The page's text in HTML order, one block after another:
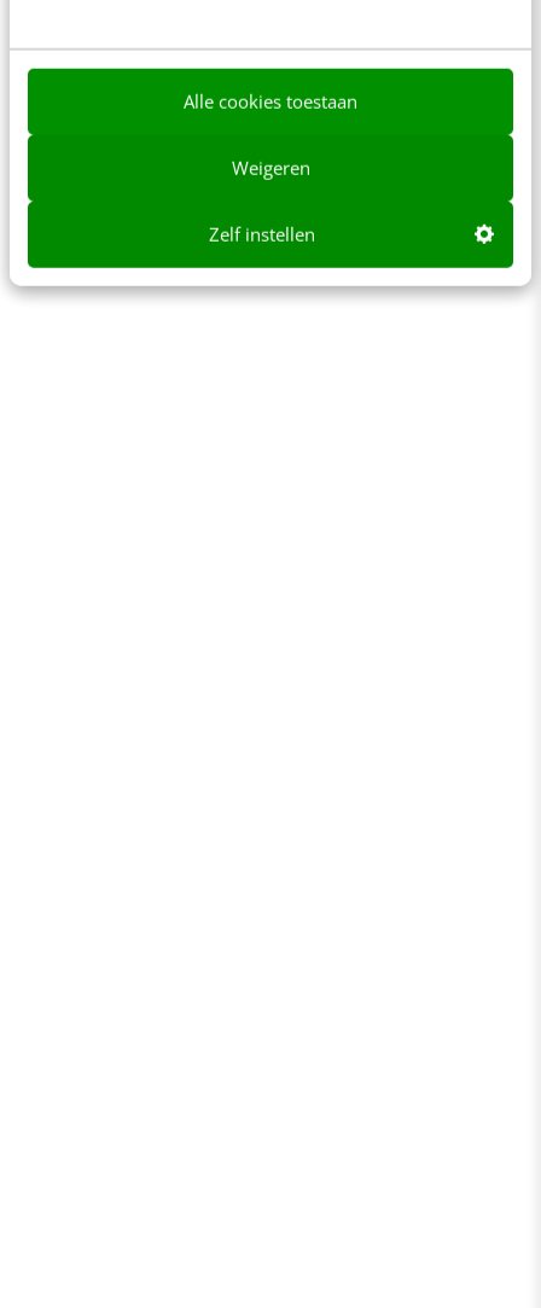
Alle cookies toestaan
Weigeren
Zelf instellen